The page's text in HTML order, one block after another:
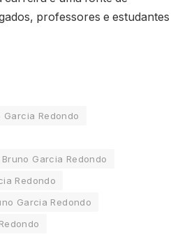
professores e estudantes
Garcia Redondo
Garcia Redondo
Redondo
Garcia Redondo